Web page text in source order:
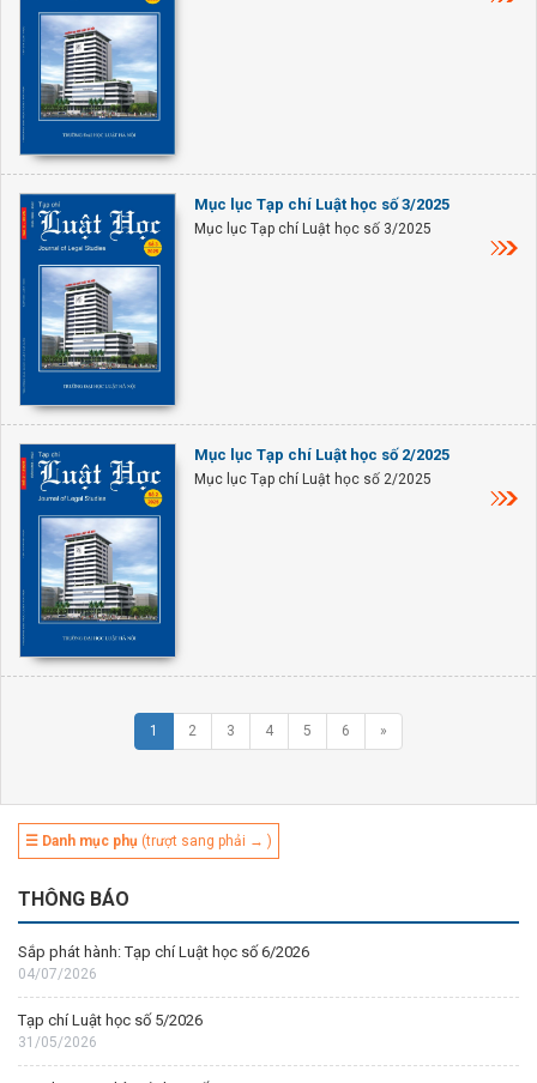
Mục lục Tạp chí Luật học số 3/2025
Mục lục Tạp chí Luật học số 3/2025
Mục lục Tạp chí Luật học số 2/2025
Mục lục Tạp chí Luật học số 2/2025
1 2 3 4 5 6 »
☰ Danh mục phụ (trượt sang phải → )
THÔNG BÁO
Sắp phát hành: Tạp chí Luật học số 6/2026
04/07/2026
Tạp chí Luật học số 5/2026
31/05/2026